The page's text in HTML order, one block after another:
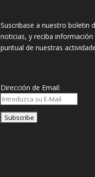
Suscribase a nuestro boletin
noticias, y reciba información
puntual de nuestras
Dirección de Email: